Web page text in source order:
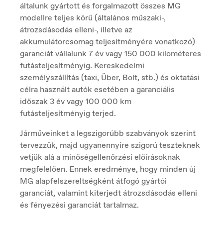
Czech Republic
Čeština
Danmark
Dansk
Deutschland
Deutsch
España
Español
általunk gyártott és forgalmazott összes MG
modellre teljes körű (általános műszaki-,
átrozsdásodás elleni-, illetve az
akkumulátorcsomag teljesítményére vonatkozó)
garanciát vállalunk 7 év vagy 150 000 kilométeres
futásteljesítményig. Kereskedelmi
személyszállítás (taxi, Über, Bolt, stb.) és oktatási
célra használt autók esetében a garanciális
időszak 3 év vagy 100 000 km
futásteljesítményig terjed.
Járműveinket a legszigorúbb szabványok szerint
tervezzük, majd ugyanennyire szigorú teszteknek
vetjük alá a minőségellenőrzési előírásoknak
megfelelően. Ennek eredménye, hogy minden új
MG alapfelszereltségként átfogó gyártói
garanciát, valamint kiterjedt átrozsdásodás elleni
és fényezési garanciát tartalmaz.